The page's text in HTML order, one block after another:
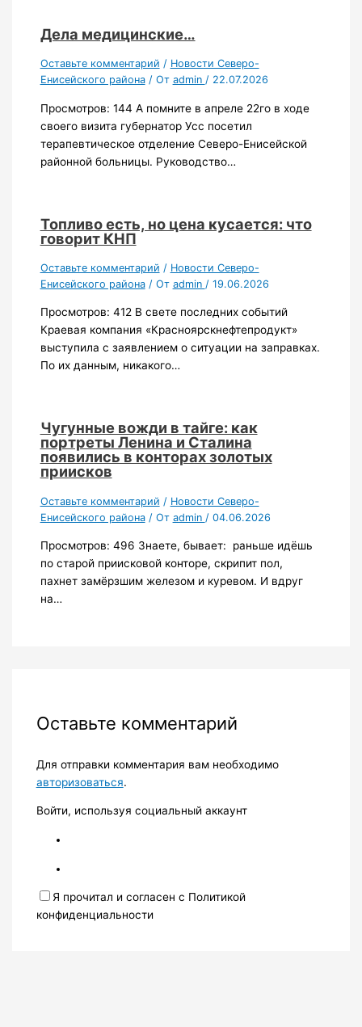
Дела медицинские…
Оставьте комментарий / Новости Северо-
Енисейского района/ От admin / 22.07.2026
Просмотров: 144 А помните в апреле 22го в ходе
своего визита губернатор Усс посетил
терапевтическое отделение Северо-Енисейской
районной больницы. Руководство…
Топливо есть, но цена кусается: что
говорит КНП
Оставьте комментарий / Новости Северо-
Енисейского района/ От admin / 19.06.2026
Просмотров: 412 В свете последних событий
Краевая компания «Красноярскнефтепродукт»
выступила с заявлением о ситуации на заправках.
По их данным, никакого…
Чугунные вожди в тайге: как
портреты Ленина и Сталина
появились в конторах золотых
приисков
Оставьте комментарий / Новости Северо-
Енисейского района/ От admin / 04.06.2026
Просмотров: 496 Знаете, бывает: раньше идёшь
по старой приисковой конторе, скрипит пол,
пахнет замёрзшим железом и куревом. И вдруг
на…
Оставьте комментарий
Для отправки комментария вам необходимо
авторизоваться.
Войти, используя социальный аккаунт
Я прочитал и согласен с Политикой
конфиденциальности